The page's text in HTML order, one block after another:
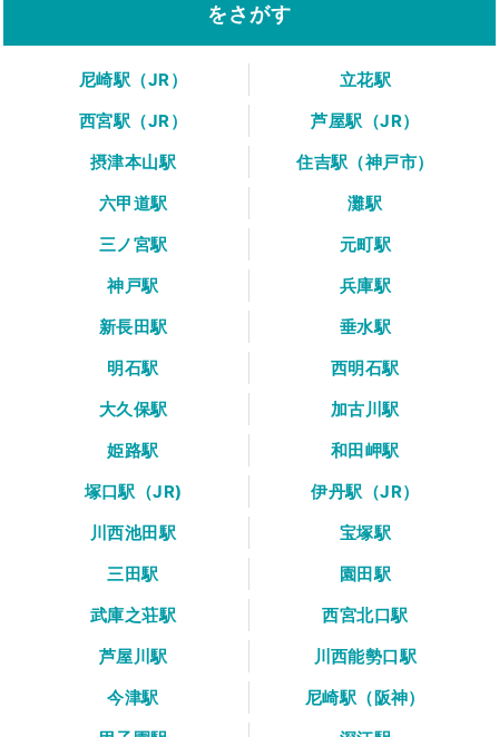
をさがす
尼崎駅（JR）
立花駅
西宮駅（JR）
芦屋駅（JR）
摂津本山駅
住吉駅（神戸市）
六甲道駅
灘駅
三ノ宮駅
元町駅
神戸駅
兵庫駅
新長田駅
垂水駅
明石駅
西明石駅
大久保駅
加古川駅
姫路駅
和田岬駅
塚口駅（JR)
伊丹駅（JR）
川西池田駅
宝塚駅
三田駅
園田駅
武庫之荘駅
西宮北口駅
芦屋川駅
川西能勢口駅
今津駅
尼崎駅（阪神）